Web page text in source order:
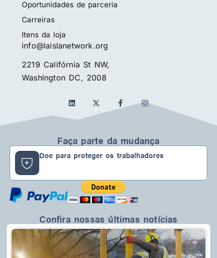
Oportunidades de parceria
Carreiras
Itens da loja
info@laislanetwork.org
2219 Califórnia St NW,
Washington DC, 2008
L
i
n
k
d
i
n
F
a
o
o
k
-
I
n
g
r
a
m
Faça parte da mudança
Doe para proteger os trabalhadores
Confira nossas últimas notícias